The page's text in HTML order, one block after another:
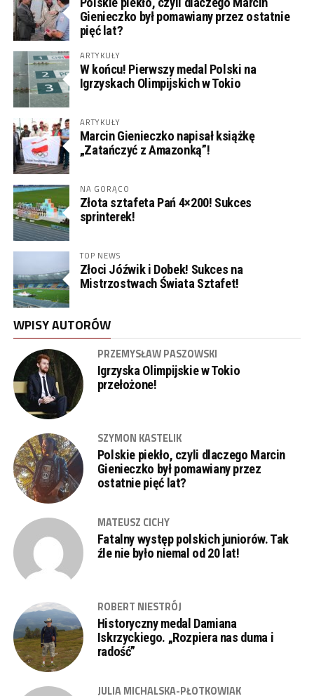
Gienieczko był pomawiany przez ostatnie
pięć lat?
ARTYKUŁY
W końcu! Pierwszy medal Polski na
Igrzyskach Olimpijskich w Tokio
ARTYKUŁY
Marcin Gienieczko napisał książkę
„Zatańczyć z Amazonką”!
NA GORĄCO
Złota sztafeta Pań 4×200! Sukces
sprinterek!
TOP NEWS
Złoci Jóźwik i Dobek! Sukces na
Mistrzostwach Świata Sztafet!
WPISY AUTORÓW
PRZEMYSŁAW PASZOWSKI
Igrzyska Olimpijskie w Tokio
przełożone!
SZYMON KASTELIK
Polskie piekło, czyli dlaczego Marcin
Gienieczko był pomawiany przez
ostatnie pięć lat?
MATEUSZ CICHY
Fatalny występ polskich juniorów. Tak
źle nie było niemal od 20 lat!
ROBERT NIESTRÓJ
Historyczny medal Damiana
Iskrzyckiego. „Rozpiera nas duma i
radość”
JULIA MICHALSKA-PŁOTKOWIAK